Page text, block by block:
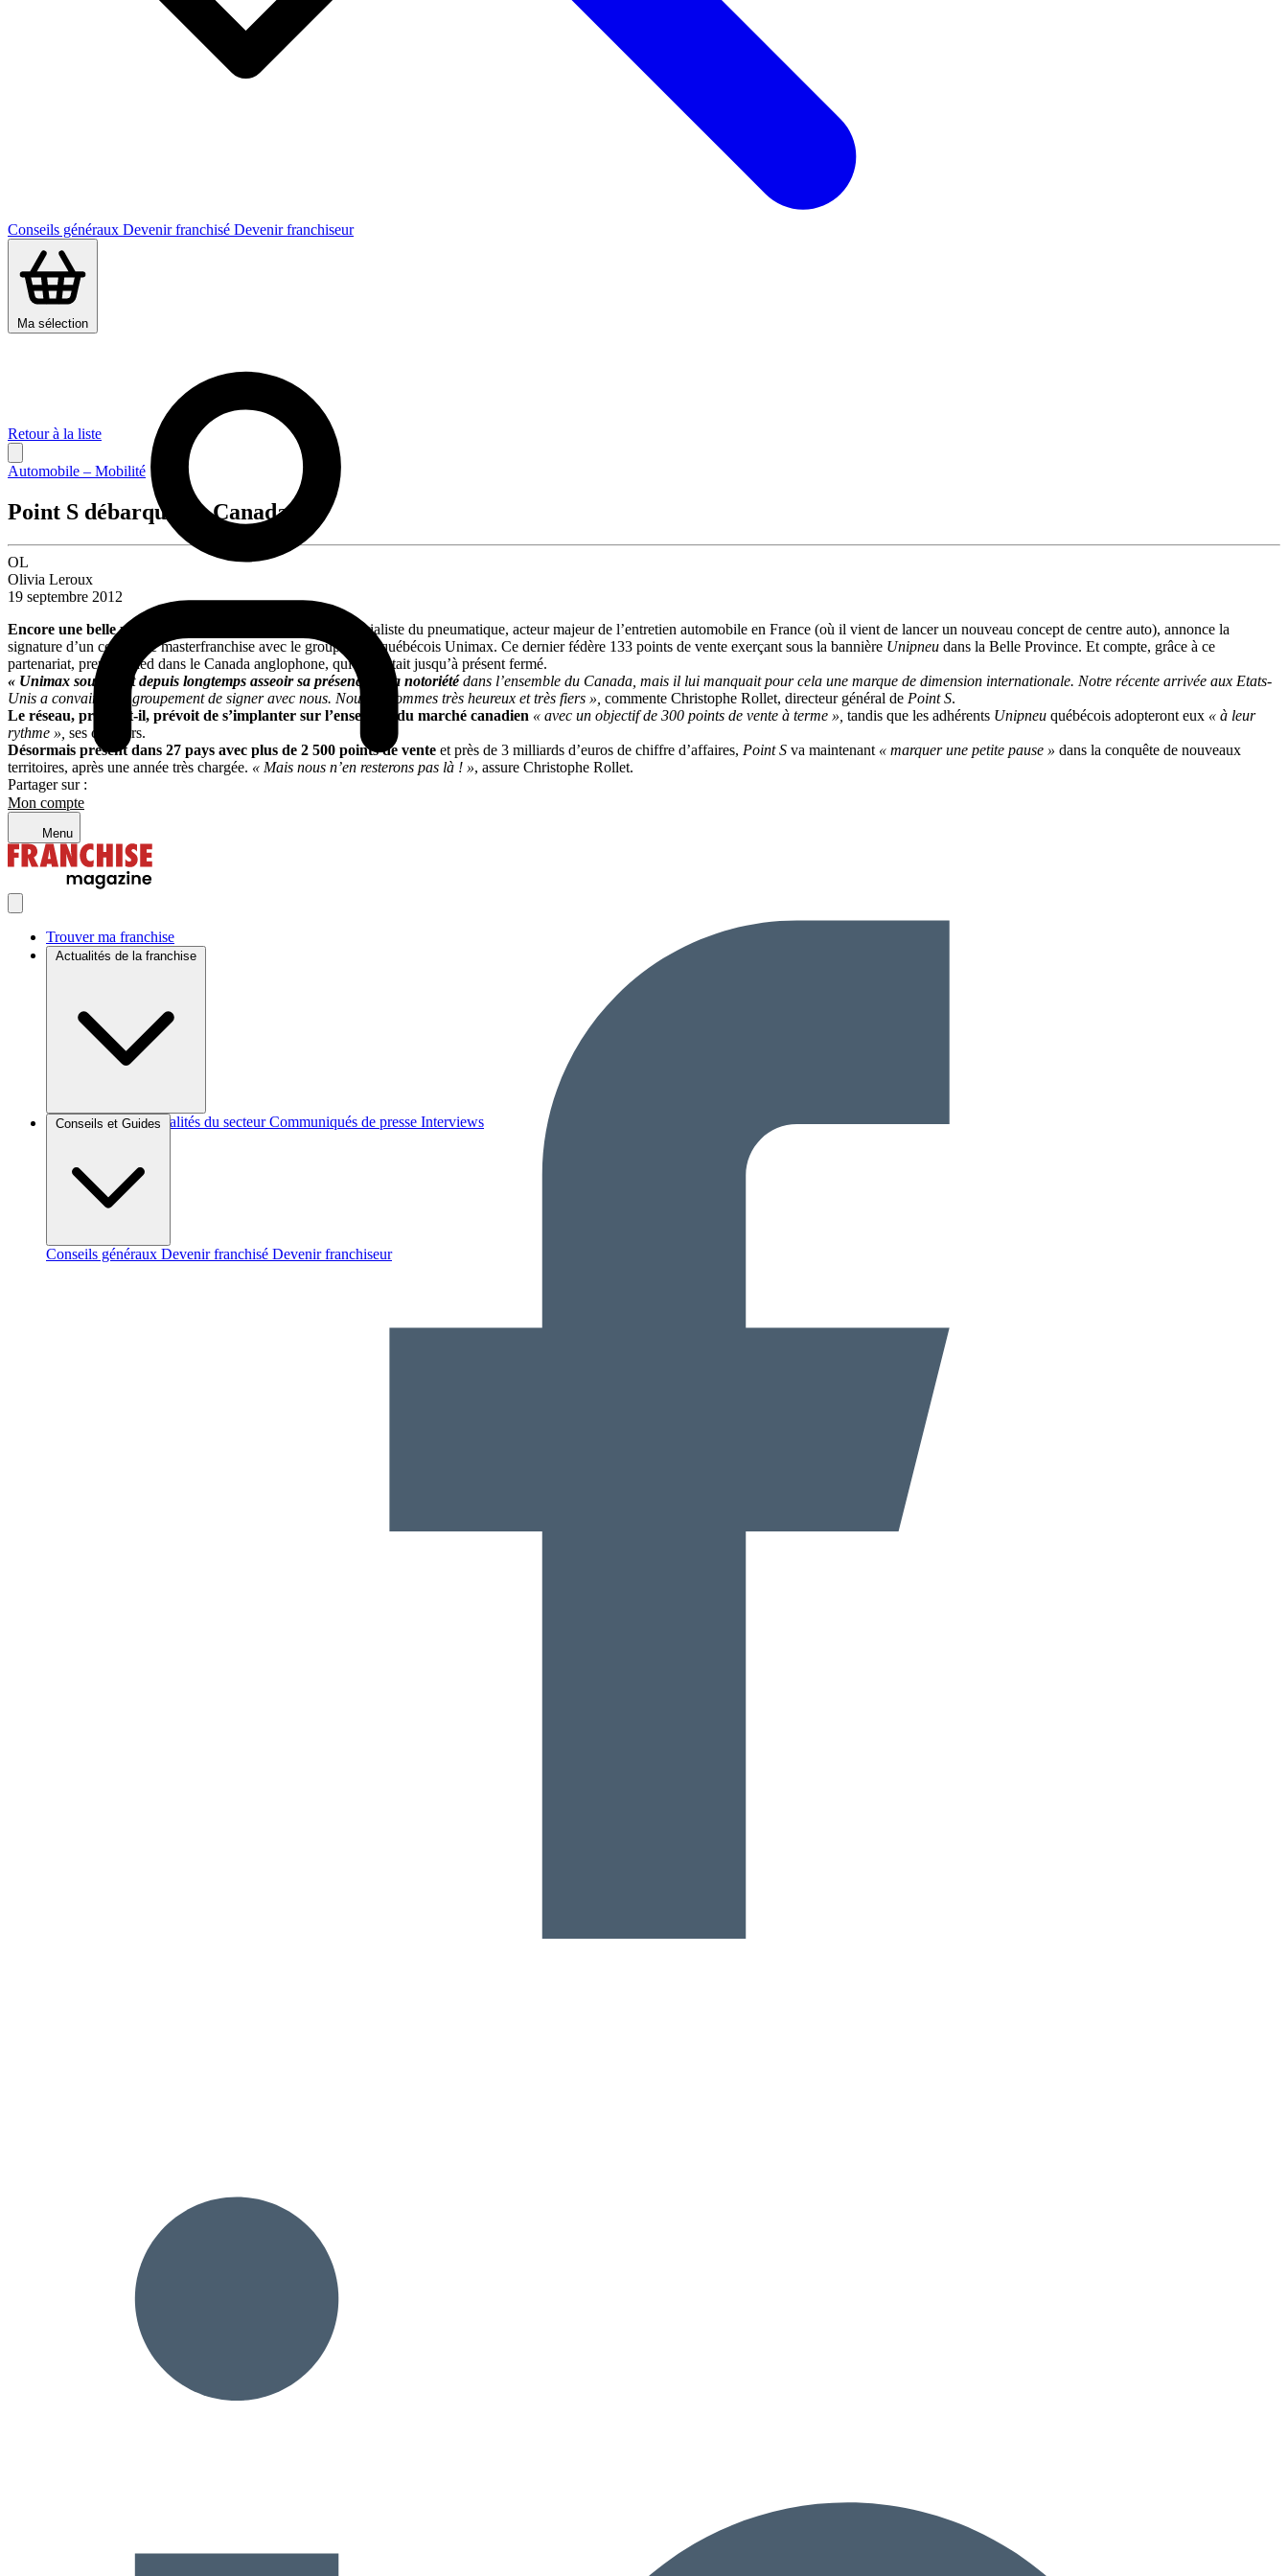
Conseils généraux Devenir franchisé Devenir franchiseur
Ma sélection
Mon compte
Menu
Trouver ma franchise
Actualités de la franchise
Brèves et actus Actualités du secteur Communiqués de presse Interviews
Conseils et Guides
Conseils généraux Devenir franchisé Devenir franchiseur
Retour à la liste
Automobile – Mobilité
Point S débarque au Canada
OL
Olivia Leroux
19 septembre 2012
Encore une belle prise pour
Le spécialiste du pneumatique, acteur majeur de l’entretien automobile en France (où il vient de lancer un nouveau concept de centre auto), annonce la
signature d’un contrat de masterfranchise avec le groupement québécois Unimax. Ce dernier fédère 133 points de vente exerçant sous la bannière Unipneu dans la Belle Province. Et compte, grâce à ce
partenariat, prendre pied dans le Canada anglophone, qui lui restait jusqu’à présent fermé.
« Unimax souhaitait depuis longtemps asseoir sa présence et sa notoriétédans l’ensemble du Canada, mais il lui manquait pour cela une marque de dimension internationale. Notre récente arrivée aux Etats-
Unis a convaincu le groupement de signer avec nous. Nous en sommes très heureux et très fiers », commente Christophe Rollet, directeur général de Point S.
Le réseau, précise-t-il, prévoit de s’implanter sur l’ensemble du marché canadien « avec un objectif de 300 points de vente à terme », tandis que les adhérents Unipneu québécois adopteront eux « à leur
rythme », ses couleurs.
Désormais présent dans 27 pays avec plus de 2 500 points de vente et près de 3 milliards d’euros de chiffre d’affaires, Point S va maintenant « marquer une petite pause » dans la conquête de nouveaux
territoires, après une année très chargée. « Mais nous n’en resterons pas là ! », assure Christophe Rollet.
Partager sur :